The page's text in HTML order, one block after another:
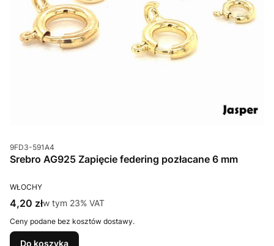
Kod produktu
9FD3-591A4
Srebro AG925 Zapięcie federing pozłacane 6 mm
PRODUCENT
WŁOCHY
Cena brutto
4,20 złw tym %s VAT
w tym 23% VAT
Ceny podane bez kosztów dostawy.
Do koszyka